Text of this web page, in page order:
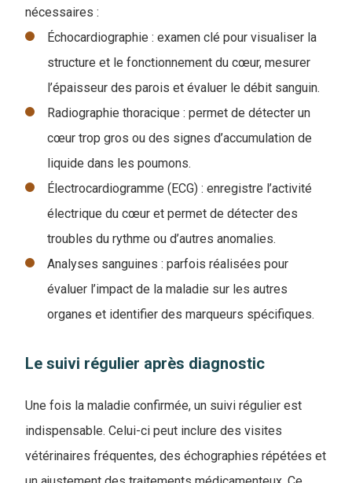
nécessaires :
Échocardiographie : examen clé pour visualiser la
structure et le fonctionnement du cœur, mesurer
l’épaisseur des parois et évaluer le débit sanguin.
Radiographie thoracique : permet de détecter un
cœur trop gros ou des signes d’accumulation de
liquide dans les poumons.
Électrocardiogramme (ECG) : enregistre l’activité
électrique du cœur et permet de détecter des
troubles du rythme ou d’autres anomalies.
Analyses sanguines : parfois réalisées pour
évaluer l’impact de la maladie sur les autres
organes et identifier des marqueurs spécifiques.
Le suivi régulier après diagnostic
Une fois la maladie confirmée, un suivi régulier est
indispensable. Celui-ci peut inclure des visites
vétérinaires fréquentes, des échographies répétées et